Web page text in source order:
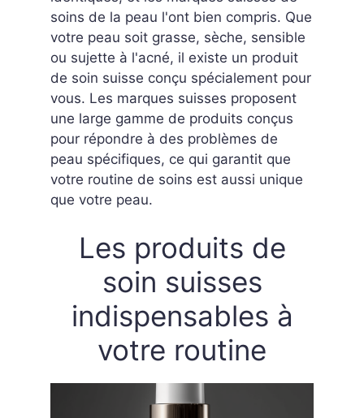
soins de la peau l'ont bien compris. Que
votre peau soit grasse, sèche, sensible
ou sujette à l'acné, il existe un produit
de soin suisse conçu spécialement pour
vous. Les marques suisses proposent
une large gamme de produits conçus
pour répondre à des problèmes de
peau spécifiques, ce qui garantit que
votre routine de soins est aussi unique
que votre peau.
Les produits de
soin suisses
indispensables à
votre routine